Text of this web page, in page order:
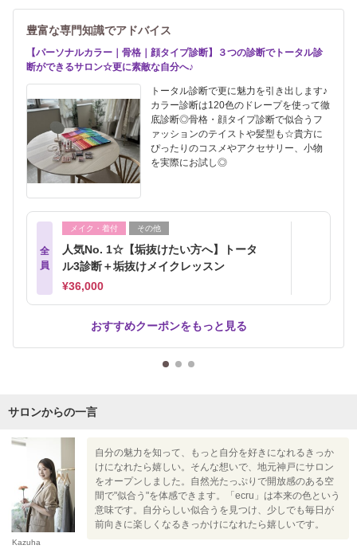
豊富な専門知識でアドバイス
【パーソナルカラー｜骨格｜顔タイプ診断】３つの診断でトータル診
断ができるサロン☆更に素敵な自分へ♪
トータル診断で更に魅力を引き出します♪
カラー診断は120色のドレープを使って徹
底診断◎骨格・顔タイプ診断で似合うフ
ァッションのテイストや髪型も☆貴方に
ぴったりのコスメやアクセサリー、小物
を実際にお試し◎
全
員
メイク・着付 その他
人気No. 1☆【垢抜けたい方へ】トータ
ル3診断＋垢抜けメイクレッスン
¥36,000
おすすめクーポンをもっと見る
サロンからの一言
Kazuha
自分の魅力を知って、もっと自分を好きになれるきっか
けになれたら嬉しい。そんな想いで、地元神戸にサロン
をオープンしました。自然光たっぷりで開放感のある空
間で"似合う"を体感できます。「ecru」は本来の色という
意味です。自分らしい似合うを見つけ、少しでも毎日が
前向きに楽しくなるきっかけになれたら嬉しいです。